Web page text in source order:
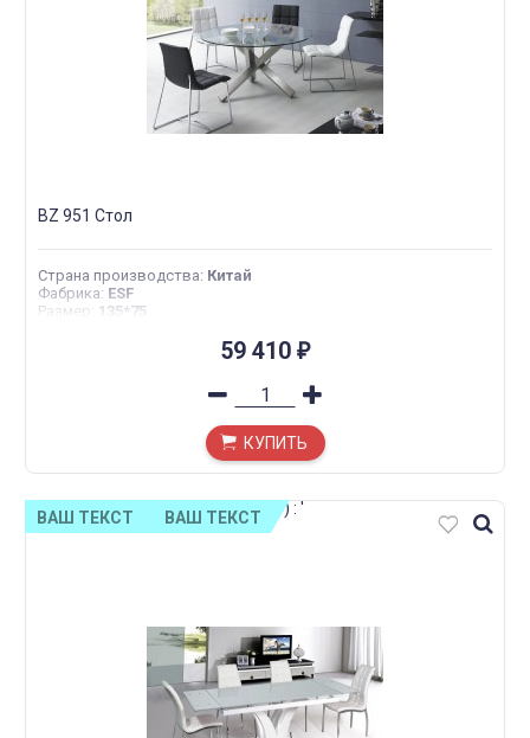
BZ 951 Стол
Страна производства: Китай
Фабрика: ESF
Размер : 135*75
59 410 ₽
КУПИТЬ
ВАШ ТЕКСТ ') : '
ВАШ ТЕКСТ